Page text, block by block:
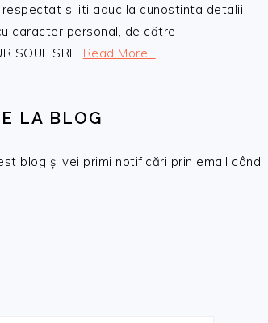
si iti aduc la cunostinta detalii
caracter personal, de către
SOUL SRL. Read More…
LA BLOG
blog și vei primi notificări prin email când